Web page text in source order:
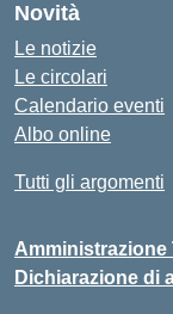
Novità
Le notizie
Le circolari
Calendario eventi
Albo online
Tutti gli argomenti
Amministrazione
Dichiarazione di